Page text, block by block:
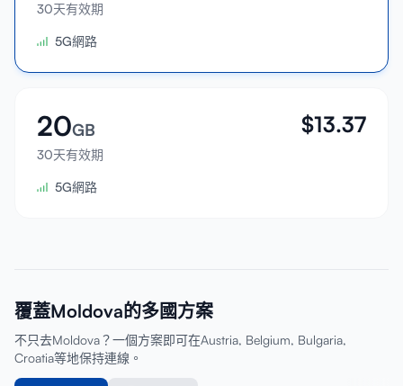
30天有效期
5G網路
20GB
30天有效期
$13.37
5G網路
覆蓋Moldova的多國方案
不只去Moldova？一個方案即可在Austria, Belgium, Bulgaria,
Croatia等地保持連線。